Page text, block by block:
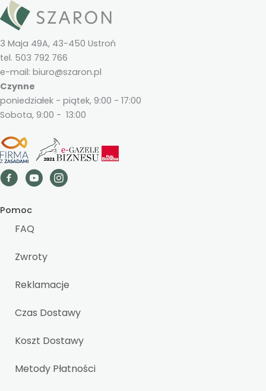
3 Maja 49A, 43-450 Ustroń
tel. 503 792 766
e-mail: biuro@szaron.pl
Czynne
poniedziałek - piątek, 9:00 - 17:00
Sobota, 9:00 - 13:00
Pomoc
FAQ
Zwroty
Reklamacje
Czas Dostawy
Koszt Dostawy
Metody Płatności